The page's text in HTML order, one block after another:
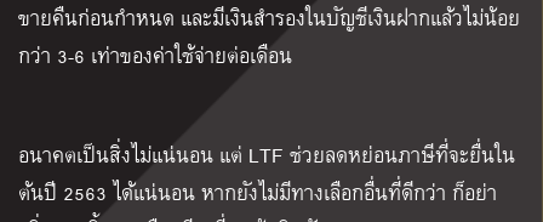
ขายคืนก่อนกำหนด และมีเงินสำรองในบัญชีเงินฝากแล้วไม่น้อย
กว่า 3-6 เท่าของค่าใช้จ่ายต่อเดือน
อนาคตเป็นสิ่งไม่แน่นอน แต่ LTF ช่วยลดหย่อนภาษีที่จะยื่นใน
ต้นปี 2563 ได้แน่นอน หากยังไม่มีทางเลือกอื่นที่ดีกว่า ก็อย่า